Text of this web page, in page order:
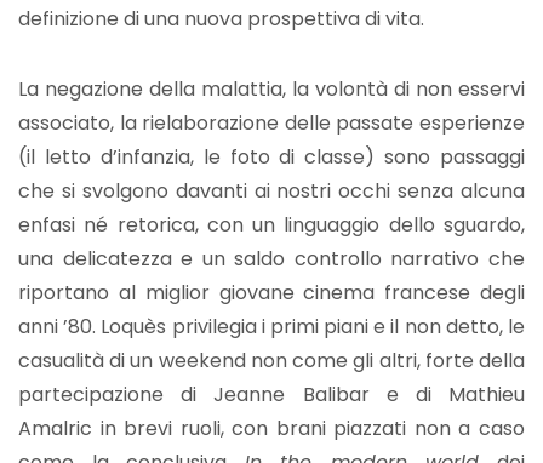
definizione di una nuova prospettiva di vita.
La negazione della malattia, la volontà di non esservi
associato, la rielaborazione delle passate esperienze
(il letto d’infanzia, le foto di classe) sono passaggi
che si svolgono davanti ai nostri occhi senza alcuna
enfasi né retorica, con un linguaggio dello sguardo,
una delicatezza e un saldo controllo narrativo che
riportano al miglior giovane cinema francese degli
anni ’80. Loquès privilegia i primi piani e il non detto, le
casualità di un weekend non come gli altri, forte della
partecipazione di Jeanne Balibar e di Mathieu
Amalric in brevi ruoli, con brani piazzati non a caso